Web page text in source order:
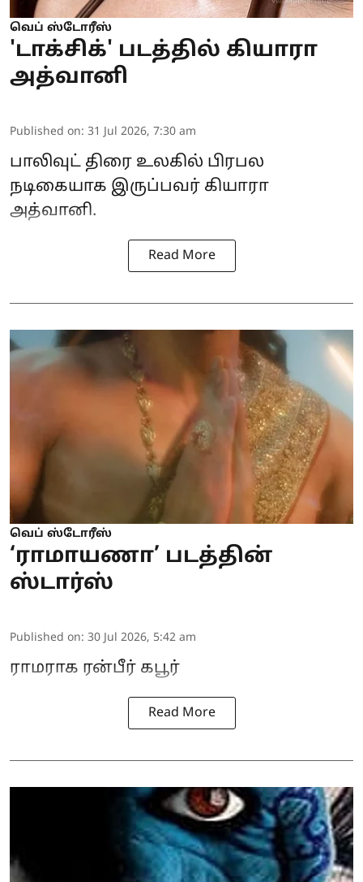
வெப் ஸ்டோரீஸ்
'டாக்சிக்' படத்தில் கியாரா
அத்வானி
Published on: 31 Jul 2026, 7:30 am
பாலிவுட் திரை உலகில் பிரபல
நடிகையாக இருப்பவர் கியாரா
அத்வானி.
Read More
வெப் ஸ்டோரீஸ்
‘ராமாயணா’ படத்தின்
ஸ்டார்ஸ்
Published on: 30 Jul 2026, 5:42 am
ராமராக ரன்பீர் கபூர்
Read More